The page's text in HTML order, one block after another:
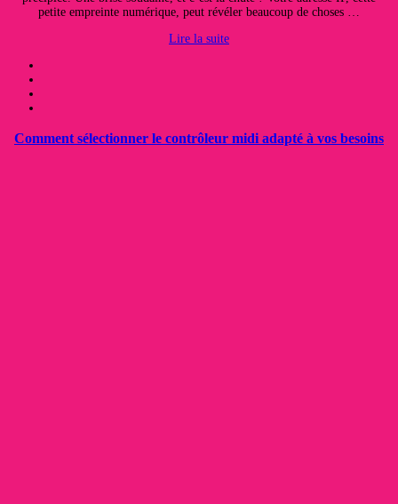
petite empreinte numérique, peut révéler beaucoup de choses …
Lire la suite
Comment sélectionner le contrôleur midi adapté à vos besoins